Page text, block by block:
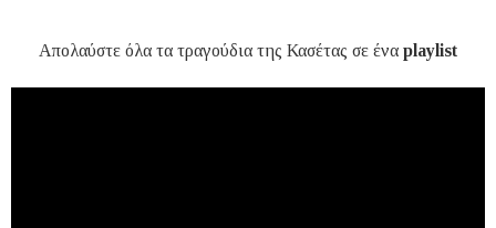
Απολαύστε όλα τα τραγούδια της Κασέτας σε ένα playlist